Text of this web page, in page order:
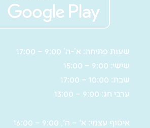
שעות פתיחה: א’-ה’ 9:00 – 17:00
שישי: 9:00 – 15:00
שבת: 10:00 – 17:00
ערבי חג: 9:00 – 13:00
איסוף עצמי: א' – ה', 9:00 – 16:00